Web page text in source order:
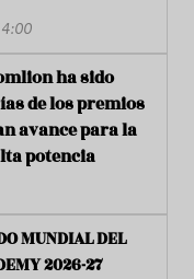
ha sido
de los premios
avance para la
potencia
MUNDIAL DEL
2026-27